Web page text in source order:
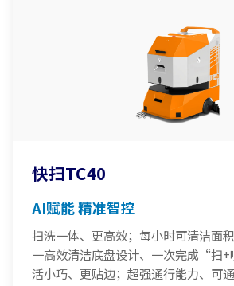
快扫TC40
AI赋能 精准智控
扫洗一体、更高效；每小时可清洁面
一高效清洁底盘设计、一次完成“扫
活小巧、更贴边；超强通行能力、可